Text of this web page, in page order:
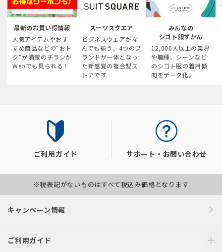
最新のお買い得情報
人気アイテムやおす
すめ商品などの“おト
ク“が満載のチラシが
Webでも見られる！
スーツスクエア
ビジネスウェアがな
んでも揃う、4つのブ
ランドが一体となっ
た新感覚の複合型ス
トアです
みんなの
シゴト服ずかん
12,000人以上の業界
や職種、シーンなど
のシゴト服の着用傾
向をデータ化。
ご利用ガイド サポート・お問い合わせ
※税表記がないものはすべて税込み価格となります
キャンペーン情報
ご利用ガイド